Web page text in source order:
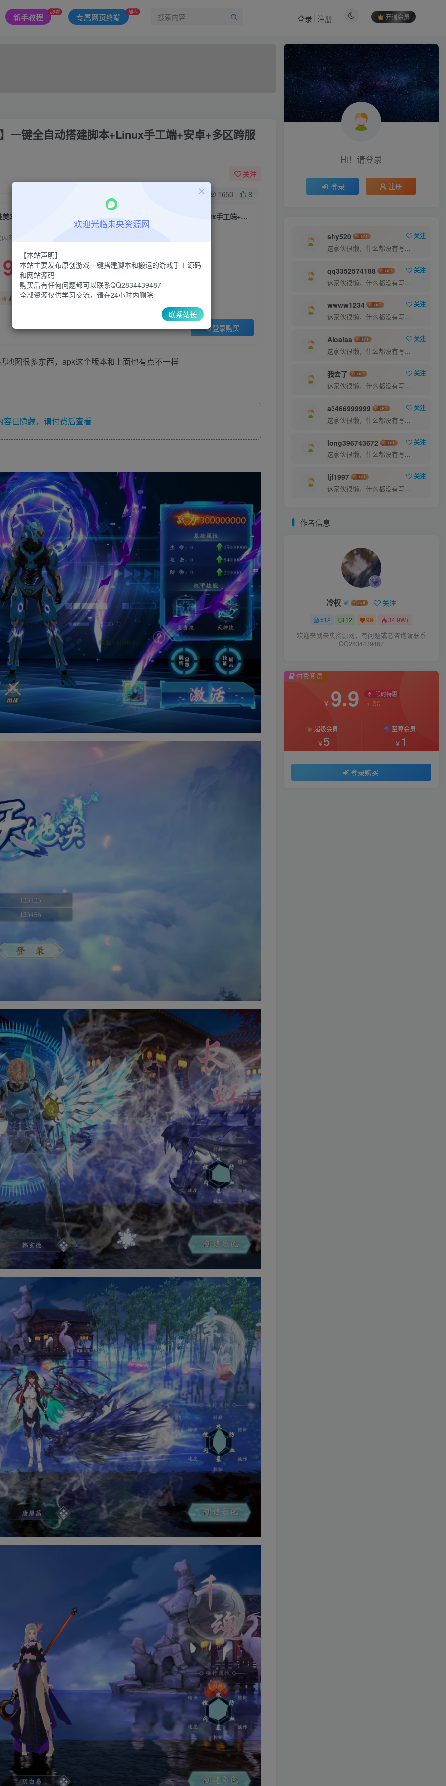
新手教程
必看
专属网页终端
推荐
开通会员
登录 注册
一键全自动搭建脚本+Linux手工端+安卓+多区跨服
关注
0 1650 8
唯美3D仙侠手游【天地决之龙将斩千魔改】一键全自动搭建脚本+Linux手工端+安卓+多区跨服+管理后台+GM授权后台+详细搭建教程
内容为付费阅读，请付费后查看
9.9 限时特惠
￥30
超级会员￥5 至尊会员￥ 1
登录购买
地图很多东西，apk这个版本和上面也有点不一样
已隐藏，请付费后查看
作者信息
欢迎来到未央资源网，有问题或者咨询请联系
9.9 ￥
5
￥
1
登录购买
Hi！请登录
登录 注册
shy520
关注
这家伙很懒，什么都没有写...
qq3352574188
关注
这家伙很懒，什么都没有写...
wwww1234
关注
这家伙很懒，什么都没有写...
Aloalaa
关注
这家伙很懒，什么都没有写...
我去了
关注
这家伙很懒，什么都没有写...
a3466999999
关注
这家伙很懒，什么都没有写...
long396743672
关注
这家伙很懒，什么都没有写...
ljf1997
关注
这家伙很懒，什么都没有写...
作者信息
冷权 关注
512 12 99 34.9W+
欢迎来到未央资源网，有问题或者咨询请联系
QQ2834439487
付费阅读
￥ 9.9 限时特惠
￥ 30
超级会员
￥5
至尊会员
￥ 1
登录购买
欢迎光临未央资源网
【本站声明】
本站主要发布原创游戏一键搭建脚本和搬运的游戏手工源码
和网站源码
购买后有任何问题都可以联系QQ2834439487
全部资源仅供学习交流，请在24小时内删除
联系站长